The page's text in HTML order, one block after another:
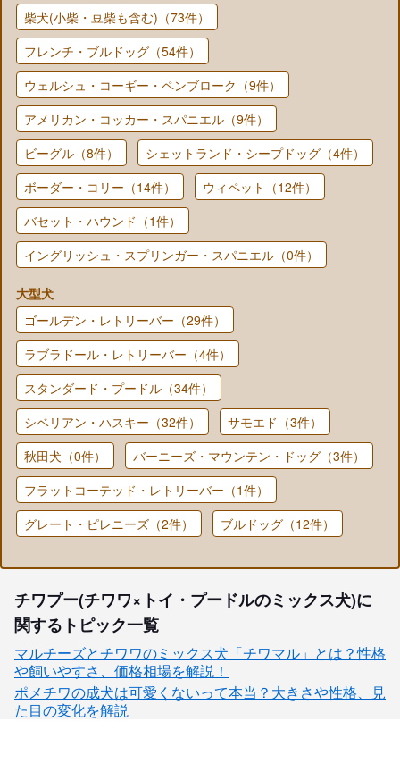
柴犬(小柴・豆柴も含む)（73件）
フレンチ・ブルドッグ（54件）
ウェルシュ・コーギー・ペンブローク（9件）
アメリカン・コッカー・スパニエル（9件）
ビーグル（8件）
シェットランド・シープドッグ（4件）
ボーダー・コリー（14件）
ウィペット（12件）
バセット・ハウンド（1件）
イングリッシュ・スプリンガー・スパニエル（0件）
大型犬
ゴールデン・レトリーバー（29件）
ラブラドール・レトリーバー（4件）
スタンダード・プードル（34件）
シベリアン・ハスキー（32件）
サモエド（3件）
秋田犬（0件）
バーニーズ・マウンテン・ドッグ（3件）
フラットコーテッド・レトリーバー（1件）
グレート・ピレニーズ（2件）
ブルドッグ（12件）
チワプー(チワワ×トイ・プードルのミックス犬)に
関するトピック一覧
マルチーズとチワワのミックス犬「チワマル」とは？性格
や飼いやすさ、価格相場を解説！
ポメチワの成犬は可愛くないって本当？大きさや性格、見
た目の変化を解説